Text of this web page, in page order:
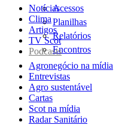
Acessos
Planilhas
Relatórios
Encontros
Notícias
Clima
Artigos
TV Scot
Podcasts
Agronegócio na mídia
Entrevistas
Agro sustentável
Cartas
Scot na mídia
Radar Sanitário